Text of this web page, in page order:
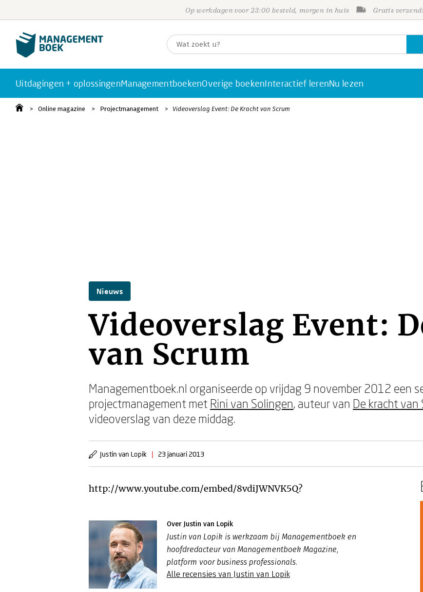
Op werkdagen voor 23:00 besteld, morgen in huis Gratis
Uitdagingen + oplossingenManagementboekenOverige boekenInteractief lerenNu lezen
Online magazine Projectmanagement Videoverslag Event: De Kracht van Scrum
Nieuws
Videoverslag Event:
van Scrum
Managementboek.nl organiseerde op vrijdag 9 november 2012 een
projectmanagement met Rini van Solingen, auteur van De kracht van
videoverslag van deze middag.
Justin van Lopik | 23 januari 2013
http://www.youtube.com/embed/8vdiJWNVK5Q?
Over Justin van Lopik
Justin van Lopik is werkzaam bij Managementboek en
hoofdredacteur van Managementboek Magazine,
platform voor business professionals.
Alle recensies van Justin van Lopik